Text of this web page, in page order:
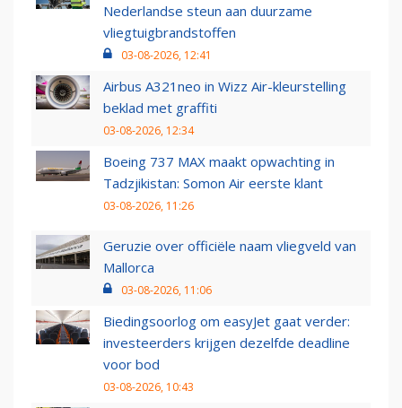
Nederlandse steun aan duurzame
vliegtuigbrandstoffen
03-08-2026, 12:41
Airbus A321neo in Wizz Air-kleurstelling
beklad met graffiti
03-08-2026, 12:34
Boeing 737 MAX maakt opwachting in
Tadzjikistan: Somon Air eerste klant
03-08-2026, 11:26
Geruzie over officiële naam vliegveld van
Mallorca
03-08-2026, 11:06
Biedingsoorlog om easyJet gaat verder:
investeerders krijgen dezelfde deadline
voor bod
03-08-2026, 10:43